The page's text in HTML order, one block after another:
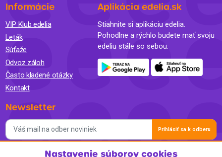
Informácie
VIP Klub edelia
Leták
Súťaže
Odvoz záloh
Často kladené otázky
Kontakt
Aplikácia edelia.sk
Stiahnite si aplikáciu edelia.
Pohodlne a rýchlo budete mať svoju
edeliu stále so sebou.
Newsletter
Prihlásiť sa k odberu
Súhlasím so spracovaním osobných údajov a so zasielaním
Nastavenie súborov cookies